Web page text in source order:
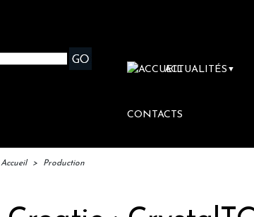
ACTUALITÉS ▼
CONTACTS
Accueil > Production